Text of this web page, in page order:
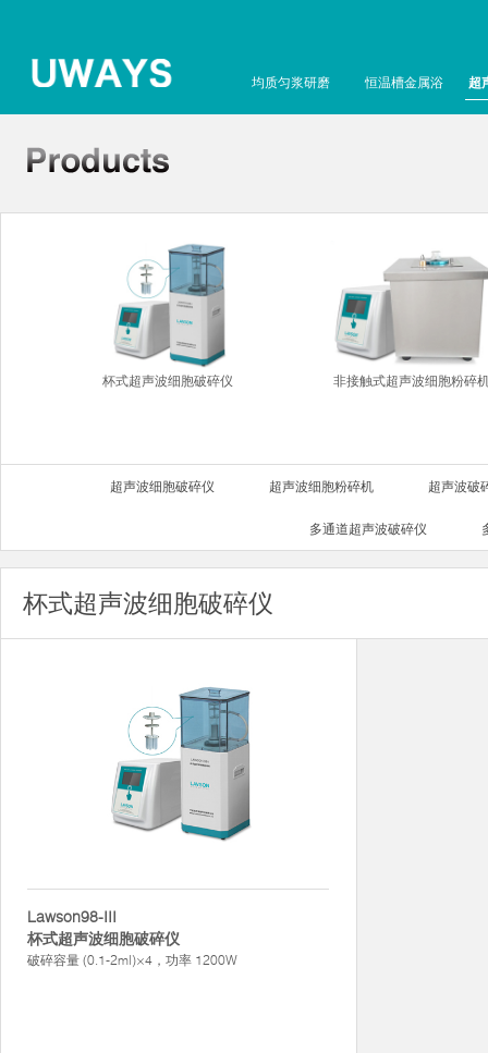
均质匀浆研磨 恒温槽金属浴 超
杯式超声波细胞破碎仪 非接触式超声波细胞粉碎
超声波细胞破碎仪 超声波细胞粉碎机 超声波破
多通道超声波破碎仪
杯式超声波细胞破碎仪
Lawson98-III
杯式超声波细胞破碎仪
破碎容量 (0.1-2ml)×4，功率 1200W